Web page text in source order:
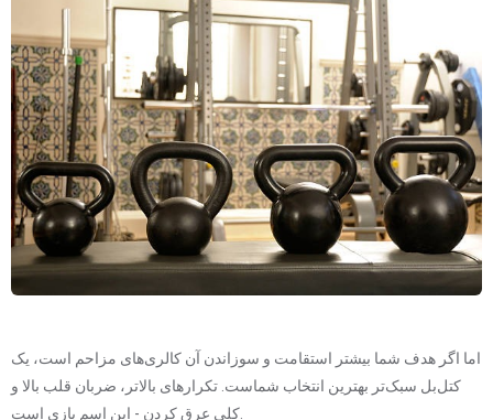
اما اگر هدف شما بیشتر استقامت و سوزاندن آن کالری‌های مزاحم است، یک
کتل‌بل سبک‌تر بهترین انتخاب شماست. تکرارهای بالاتر، ضربان قلب بالا و